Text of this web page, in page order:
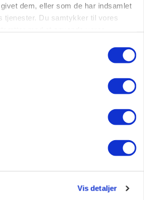
dem, eller som de har indsamlet
tjenester. Du samtykker til vores
Vis detaljer
Annonce
tilskud til naturprojekter